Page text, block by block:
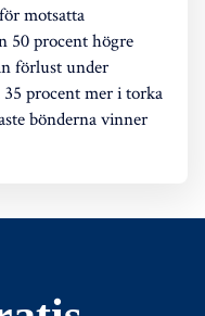
motsatta
50 procent högre
förlust under
procent mer i torka
bönderna vinner